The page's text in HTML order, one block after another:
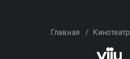
Главная / Кинотеатр